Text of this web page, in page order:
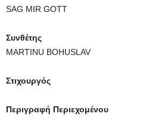
SAG MIR GOTT
Συνθέτης
MARTINU BOHUSLAV
Στιχουργός
Περιγραφή Περιεχομένου